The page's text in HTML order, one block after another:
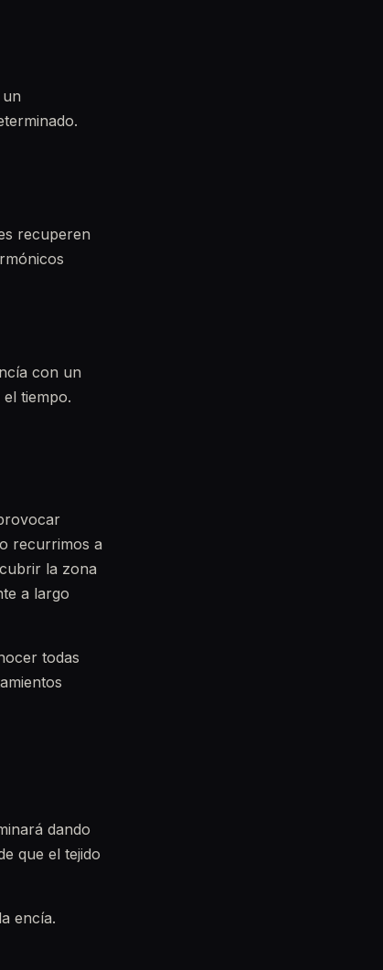
recuperen
con un
tiempo.
recurrimos a
la zona
a largo
todas
dando
que el tejido
encía.